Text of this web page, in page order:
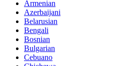
Armenian
Azerbaijani
Belarusian
Bengali
Bosnian
Bulgarian
Cebuano